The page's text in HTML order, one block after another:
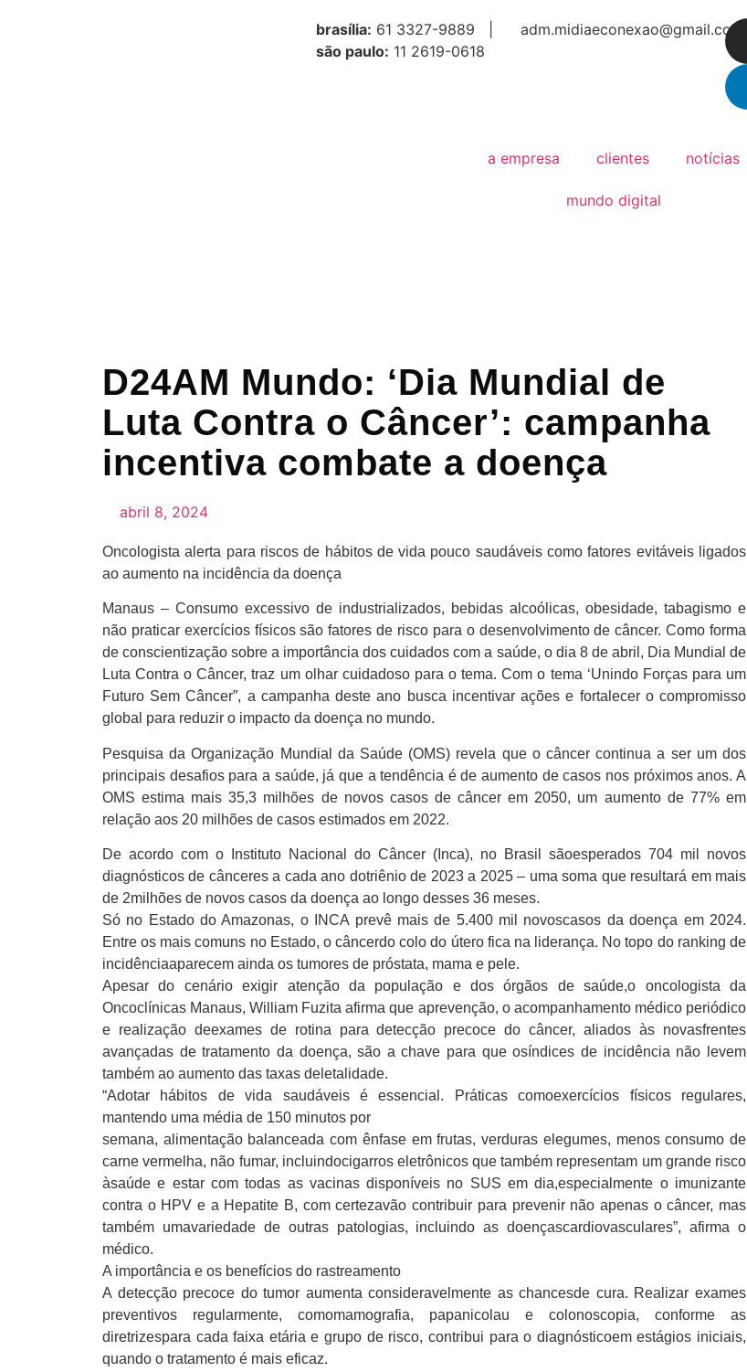
brasília: 61 3327-9889 |
são paulo: 11 2619-0618
adm.midiaeconexao@gmail.com
a empresa clientes notícias
mundo digital
D24AM Mundo: ‘Dia Mundial de
Luta Contra o Câncer’: campanha
incentiva combate a doença
abril 8, 2024
Oncologista alerta para riscos de hábitos de vida pouco saudáveis como fatores evitáveis ligados
ao aumento na incidência da doença
Manaus – Consumo excessivo de industrializados, bebidas alcoólicas, obesidade, tabagismo e
não praticar exercícios físicos são fatores de risco para o desenvolvimento de câncer. Como forma
de conscientização sobre a importância dos cuidados com a saúde, o dia 8 de abril, Dia Mundial de
Luta Contra o Câncer, traz um olhar cuidadoso para o tema. Com o tema ‘Unindo Forças para um
Futuro Sem Câncer”, a campanha deste ano busca incentivar ações e fortalecer o compromisso
global para reduzir o impacto da doença no mundo.
Pesquisa da Organização Mundial da Saúde (OMS) revela que o câncer continua a ser um dos
principais desafios para a saúde, já que a tendência é de aumento de casos nos próximos anos. A
OMS estima mais 35,3 milhões de novos casos de câncer em 2050, um aumento de 77% em
relação aos 20 milhões de casos estimados em 2022.
De acordo com o Instituto Nacional do Câncer (Inca), no Brasil sãoesperados 704 mil novos
diagnósticos de cânceres a cada ano dotriênio de 2023 a 2025 – uma soma que resultará em mais
de 2milhões de novos casos da doença ao longo desses 36 meses.
Só no Estado do Amazonas, o INCA prevê mais de 5.400 mil novoscasos da doença em 2024.
Entre os mais comuns no Estado, o câncerdo colo do útero fica na liderança. No topo do ranking de
incidênciaaparecem ainda os tumores de próstata, mama e pele.
Apesar do cenário exigir atenção da população e dos órgãos de saúde,o oncologista da
Oncoclínicas Manaus, William Fuzita afirma que aprevenção, o acompanhamento médico periódico
e realização deexames de rotina para detecção precoce do câncer, aliados às novasfrentes
avançadas de tratamento da doença, são a chave para que osíndices de incidência não levem
também ao aumento das taxas deletalidade.
“Adotar hábitos de vida saudáveis é essencial. Práticas comoexercícios físicos regulares,
mantendo uma média de 150 minutos por
semana, alimentação balanceada com ênfase em frutas, verduras elegumes, menos consumo de
carne vermelha, não fumar, incluindocigarros eletrônicos que também representam um grande risco
àsaúde e estar com todas as vacinas disponíveis no SUS em dia,especialmente o imunizante
contra o HPV e a Hepatite B, com certezavão contribuir para prevenir não apenas o câncer, mas
também umavariedade de outras patologias, incluindo as doençascardiovasculares”, afirma o
médico.
A importância e os benefícios do rastreamento
A detecção precoce do tumor aumenta consideravelmente as chancesde cura. Realizar exames
preventivos regularmente, comomamografia, papanicolau e colonoscopia, conforme as
diretrizespara cada faixa etária e grupo de risco, contribui para o diagnósticoem estágios iniciais,
quando o tratamento é mais eficaz.